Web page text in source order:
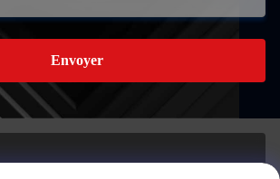
Envoyer
zone de développement industriel du sud dans la ville de